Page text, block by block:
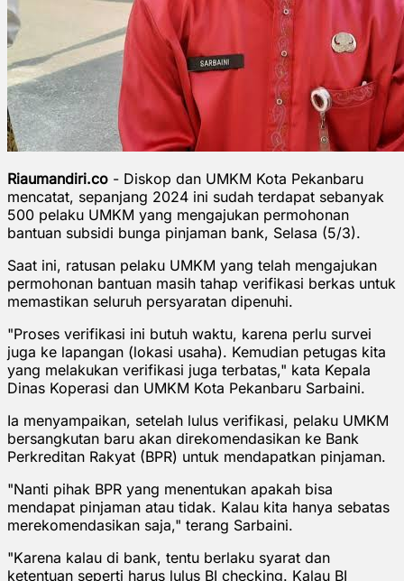
Riaumandiri.co - Diskop dan UMKM Kota Pekanbaru
mencatat, sepanjang 2024 ini sudah terdapat sebanyak
500 pelaku UMKM yang mengajukan permohonan
bantuan subsidi bunga pinjaman bank, Selasa (5/3).
Saat ini, ratusan pelaku UMKM yang telah mengajukan
permohonan bantuan masih tahap verifikasi berkas untuk
memastikan seluruh persyaratan dipenuhi.
"Proses verifikasi ini butuh waktu, karena perlu survei
juga ke lapangan (lokasi usaha). Kemudian petugas kita
yang melakukan verifikasi juga terbatas," kata Kepala
Dinas Koperasi dan UMKM Kota Pekanbaru Sarbaini.
Ia menyampaikan, setelah lulus verifikasi, pelaku UMKM
bersangkutan baru akan direkomendasikan ke Bank
Perkreditan Rakyat (BPR) untuk mendapatkan pinjaman.
"Nanti pihak BPR yang menentukan apakah bisa
mendapat pinjaman atau tidak. Kalau kita hanya sebatas
merekomendasikan saja," terang Sarbaini.
"Karena kalau di bank, tentu berlaku syarat dan
ketentuan seperti harus lulus BI checking. Kalau BI